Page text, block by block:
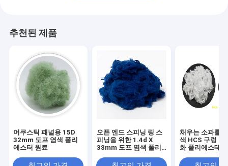
추천된 제품
어쿠스틱 패널용 15D
32mm 도프 염색 폴리
에스터 원료
오픈 엔드 스피닝 링 스
피닝을 위한 1.4d X
38mm 도프 염색 폴리
채우는 소파를
색 HCS 구렁 복
화 폴리에스테